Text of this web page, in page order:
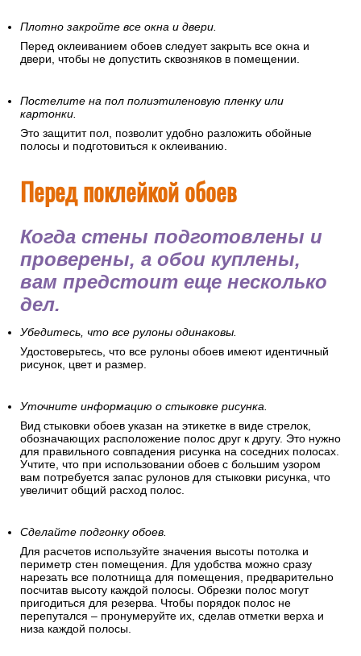
Плотно закройте все окна и двери.
Перед оклеиванием обоев следует закрыть все окна и
двери, чтобы не допустить сквозняков в помещении.
Постелите на пол полиэтиленовую пленку или
картонки.
Это защитит пол, позволит удобно разложить обойные
полосы и подготовиться к оклеиванию.
Перед поклейкой обоев
Когда стены подготовлены и
проверены, а обои куплены,
вам предстоит еще несколько
дел.
Убедитесь, что все рулоны одинаковы.
Удостоверьтесь, что все рулоны обоев имеют идентичный
рисунок, цвет и размер.
Уточните информацию о стыковке рисунка.
Вид стыковки обоев указан на этикетке в виде стрелок,
обозначающих расположение полос друг к другу. Это нужно
для правильного совпадения рисунка на соседних полосах.
Учтите, что при использовании обоев с большим узором
вам потребуется запас рулонов для стыковки рисунка, что
увеличит общий расход полос.
Сделайте подгонку обоев.
Для расчетов используйте значения высоты потолка и
периметр стен помещения. Для удобства можно сразу
нарезать все полотнища для помещения, предварительно
посчитав высоту каждой полосы. Обрезки полос могут
пригодиться для резерва. Чтобы порядок полос не
перепутался – пронумеруйте их, сделав отметки верха и
низа каждой полосы.